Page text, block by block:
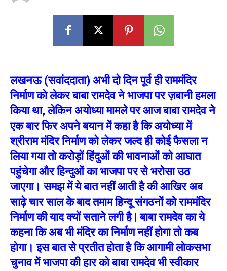
लखनऊ (सवांददाता) अभी दो दिन पूर्व ही राममंदिर
निर्माण को लेकर बाबा रामदेव ने भाजपा पर ज़बानी हमला
किया था, लेकिन अयोध्या मामले पर आज बाबा रामदेव ने
एक बार फिर अपने बयान में कहा है कि अयोध्या में
श्रीराम मंदिर निर्माण को लेकर जल्द ही कोई फैसला न
लिया गया तो करोड़ों हिंदुओं की भावनाओं को आघात
पहुंचेगा और हिन्दुओं का भाजपा पर से भरोसा उठ
जाएगा। समझ में ये बात नहीं आती है की आखिर अब
साढ़े चार साल के बाद तमाम हिन्दू संगठनों को राममंदिर
निर्माण की याद क्यों सताने लगी है | बाबा रामदेव का ये
कहना कि अब भी मंदिर का निर्माण नहीं होगा तो कब
होगा। इस बात से प्रतीत होता है कि आगामी लोकसभा
चुनाव में भाजपा की हार को बाबा रामदेव भी स्वीकार